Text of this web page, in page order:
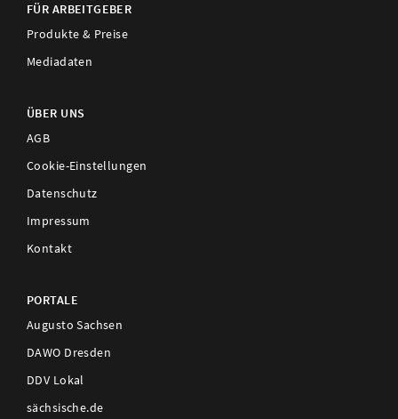
FÜR ARBEITGEBER
Produkte & Preise
Mediadaten
ÜBER UNS
AGB
Cookie-Einstellungen
Datenschutz
Impressum
Kontakt
PORTALE
Augusto Sachsen
DAWO Dresden
DDV Lokal
sächsische.de